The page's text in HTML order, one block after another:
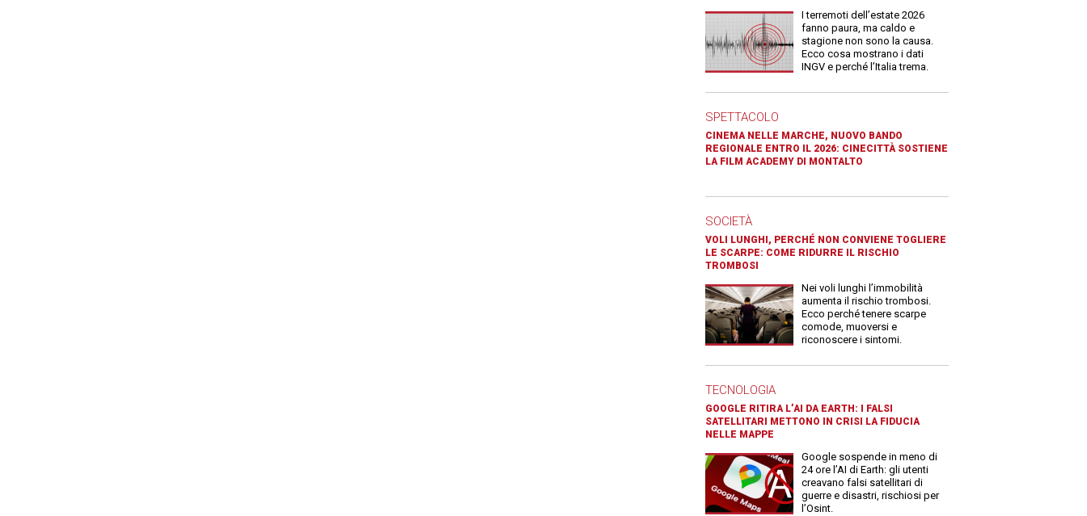
I terremoti dell’estate 2026
fanno paura, ma caldo e
stagione non sono la causa.
Ecco cosa mostrano i dati
INGV e perché l’Italia trema.
SPETTACOLO
CINEMA NELLE MARCHE, NUOVO BANDO
REGIONALE ENTRO IL 2026: CINECITTÀ SOSTIENE
LA FILM ACADEMY DI MONTALTO
SOCIETÀ
VOLI LUNGHI, PERCHÉ NON CONVIENE TOGLIERE
LE SCARPE: COME RIDURRE IL RISCHIO
TROMBOSI
Nei voli lunghi l’immobilità
aumenta il rischio trombosi.
Ecco perché tenere scarpe
comode, muoversi e
riconoscere i sintomi.
TECNOLOGIA
GOOGLE RITIRA L’AI DA EARTH: I FALSI
SATELLITARI METTONO IN CRISI LA FIDUCIA
NELLE MAPPE
Google sospende in meno di
24 ore l’AI di Earth: gli utenti
creavano falsi satellitari di
guerre e disastri, rischiosi per
l’Osint.